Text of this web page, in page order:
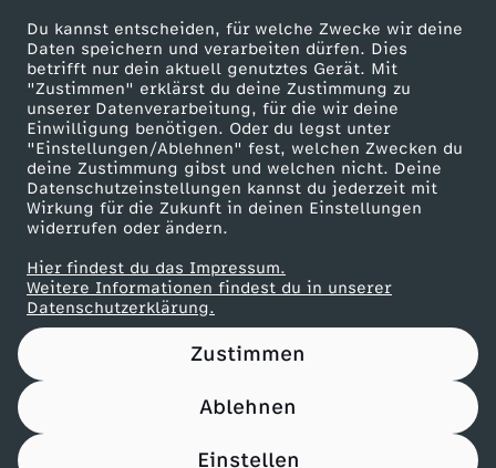
Du kannst entscheiden, für welche Zwecke wir deine
Daten speichern und verarbeiten dürfen. Dies
betrifft nur dein aktuell genutztes Gerät. Mit
"Zustimmen" erklärst du deine Zustimmung zu
unserer Datenverarbeitung, für die wir deine
Einwilligung benötigen. Oder du legst unter
"Einstellungen/Ablehnen" fest, welchen Zwecken du
deine Zustimmung gibst und welchen nicht. Deine
Datenschutzeinstellungen kannst du jederzeit mit
Wirkung für die Zukunft in deinen Einstellungen
widerrufen oder ändern.
Hier findest du das Impressum.
Weitere Informationen findest du in unserer
Datenschutzerklärung.
Zustimmen
Ablehnen
Einstellen
ZDF goes Schule
Werbefernsehen
Mainzelmännchen
Partner
Nutzungsbedingungen
Impressum